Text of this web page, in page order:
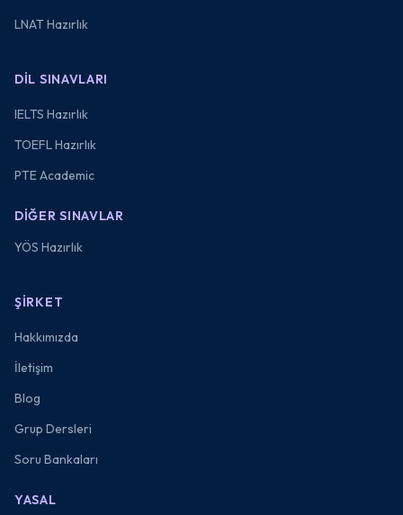
LNAT Hazırlık
DIL SINAVLARI
IELTS Hazırlık
TOEFL Hazırlık
PTE Academic
DIĞER SINAVLAR
YÖS Hazırlık
ŞIRKET
Hakkımızda
İletişim
Blog
Grup Dersleri
Soru Bankaları
YASAL